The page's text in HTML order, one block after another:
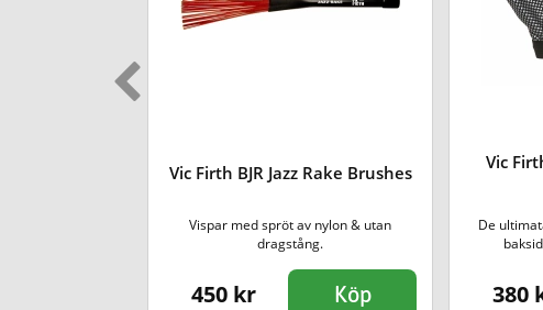
Vic Firth BJR Jazz Rake Brushes
Vispar med spröt av nylon & utan
dragstång.
450 kr Köp
Vic
De
380